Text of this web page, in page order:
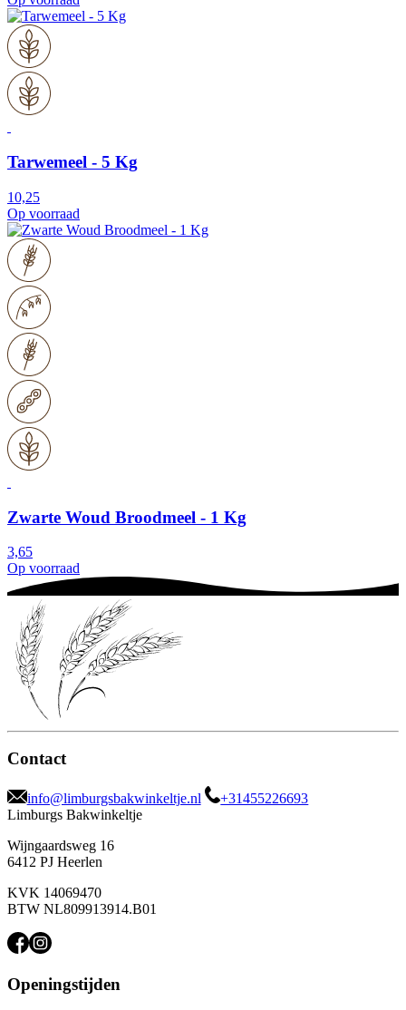
Tarwemeel - 5 Kg
10,25
Op voorraad
Zwarte Woud Broodmeel - 1 Kg
3,65
Op voorraad
Contact
info@limburgsbakwinkeltje.nl
+31455226693
Limburgs Bakwinkeltje
Wijngaardsweg 16
6412 PJ Heerlen
KVK 14069470
BTW NL809913914.B01
Openingstijden